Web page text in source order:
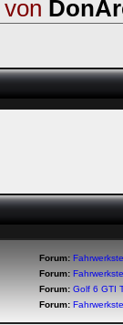
Forum:
Forum:
Forum: Golf 6 GTI
Forum: